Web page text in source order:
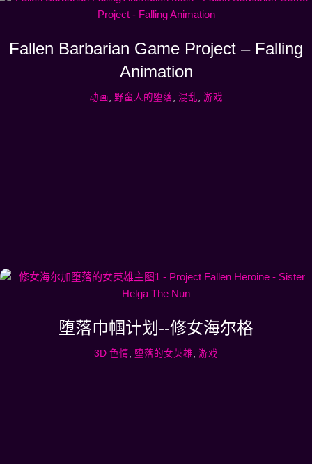
Fallen Barbarian Game Project – Falling
Animation
动画, 野蛮人的堕落, 混乱, 游戏
堕落巾帼计划--修女海尔格
3D 色情 堕落的女英雄 游戏